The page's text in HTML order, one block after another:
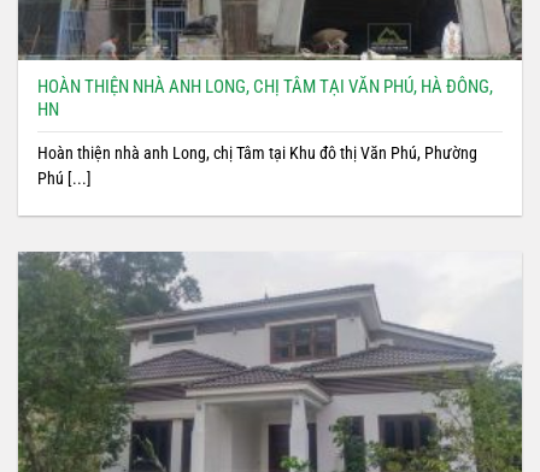
HOÀN THIỆN NHÀ ANH LONG, CHỊ TÂM TẠI VĂN PHÚ, HÀ ĐÔNG,
HN
Hoàn thiện nhà anh Long, chị Tâm tại Khu đô thị Văn Phú, Phường
Phú [...]